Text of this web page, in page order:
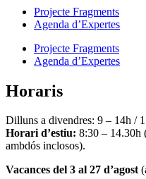
Projecte Fragments
Agenda d’Expertes
Projecte Fragments
Agenda d’Expertes
Horaris
Dilluns a divendres: 9 – 14h /
Horari d’estiu: 8:30 – 14.30h
ambdós inclosos).
Vacances del 3 al 27 d’agost